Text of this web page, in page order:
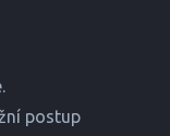
postup